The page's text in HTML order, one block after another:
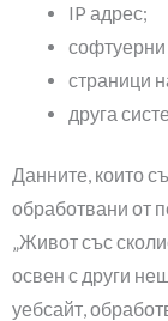
IP адрес;
софтуерни
страници
друга
Данните, които
обработвани от
„Живот със
освен с други
уебсайт,